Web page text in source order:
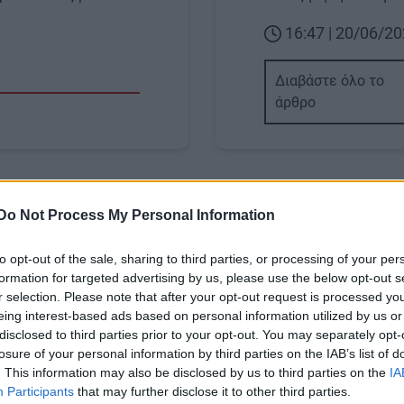
Do Not Process My Personal Information
opt-out of the sale, sharing to third parties, or processing of your
for targeted advertising by us, please use the below opt-out
selection. Please note that after your opt-out request is processed
interest-based ads based on personal information utilized by us
to third parties prior to your opt-out. You may separately
of your personal information by third parties on the IAB’s list of
This information may also be disclosed by us to third parties on the
Participants that may further disclose it to other third parties.
16:47 | 20/06/
Διαβάστε όλο το
άρθρο
το μέλλον του
με τον χρόνο
του Ταμείου
ΑΥΤΟΔΙΟΙΚΗΣΗ
Δήμος Ηρακλείου:
επιδείξαμε απαξίωση
σχολική κοινότητα» -